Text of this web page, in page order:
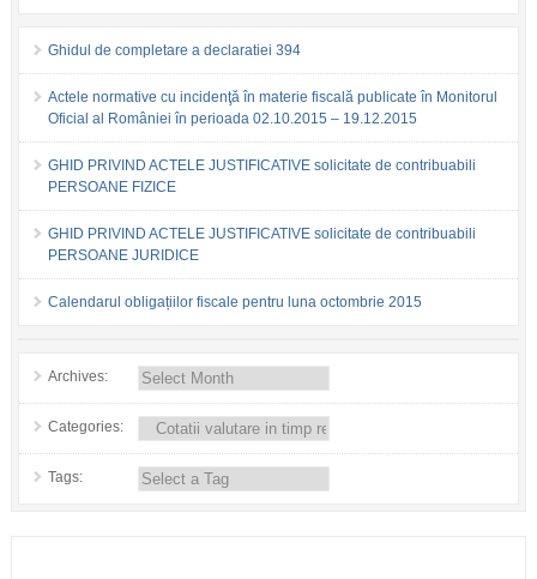
Ghidul de completare a declaratiei 394
Actele normative cu incidenţă în materie fiscală publicate în Monitorul
Oficial al României în perioada 02.10.2015 – 19.12.2015
GHID PRIVIND ACTELE JUSTIFICATIVE solicitate de contribuabili
PERSOANE FIZICE
GHID PRIVIND ACTELE JUSTIFICATIVE solicitate de contribuabili
PERSOANE JURIDICE
Calendarul obligațiilor fiscale pentru luna octombrie 2015
Archives:
Categories:
Tags: